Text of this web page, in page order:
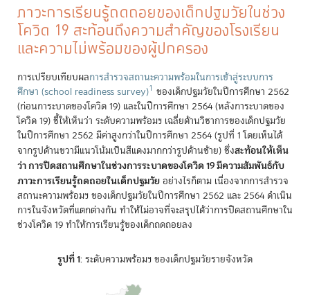
ภาวะการเรียนรู้ถดถอยของเด็กปฐมวัยในช่วง
โควิด 19 สะท้อนถึงความสำคัญของโรงเรียน
และความไม่พร้อมของผู้ปกครอง
การเปรียบเทียบผลการสำรวจสถานะความพร้อมในการเข้าสู่ระบบการ
ศึกษา (school readiness survey)1 ของเด็กปฐมวัยในปีการศึกษา 2562
(ก่อนการะบาดของโควิด 19) และในปีการศึกษา 2564 (หลังการะบาดของ
โควิด 19) ชี้ให้เห็นว่า ระดับความพร้อมฯ เฉลี่ยด้านวิชาการของเด็กปฐมวัย
ในปีการศึกษา 2562 มีค่าสูงกว่าในปีการศึกษา 2564 (รูปที่ 1 โดยเห็นได้
จากรูปด้านขวามีแนวโน้มเป็นสีแดงมากกว่ารูปด้านซ้าย) ซึ่งสะท้อนให้เห็น
ว่า การปิดสถานศึกษาในช่วงการระบาดของโควิด 19 มีความสัมพันธ์กับ
ภาวะการเรียนรู้ถดถอยในเด็กปฐมวัยอย่างไรก็ตาม เนื่องจากการสำรวจ
สถานะความพร้อมฯ ของเด็กปฐมวัยในปีการศึกษา 2562 และ 2564 ดำเนิน
การในจังหวัดที่แตกต่างกัน ทำให้ไม่อาจที่จะสรุปได้ว่าการปิดสถานศึกษาใน
ช่วงโควิด 19 ทำให้การเรียนรู้ของเด็กถดถอยลง
รูปที่ 1: ระดับความพร้อมฯ ของเด็กปฐมวัยรายจังหวัด